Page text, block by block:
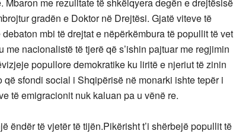
gradën e Doktor në Drejtësi. Gjatë viteve të
mbi të drejtat e nëpërkëmbura të popullit të vet
nacionalistë të tjerë që s’ishin pajtuar me regjimin
popullore demokratike ku liritë e njeriut të zinin
sfondi social i Shqipërisë në monarki ishte tepër i
të emigracionit nuk kaluan pa u vënë re.
ëndër të vjetër të tijën.Pikërisht t’i shërbejë popullit të